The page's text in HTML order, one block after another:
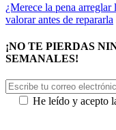
¿Merece la pena
valorar antes de repararla
¡NO TE PIERDAS
SEMANALES!
He leído y acepto